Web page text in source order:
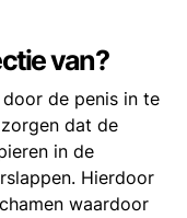
van?
de penis in te
dat de
in de
Hierdoor
waardoor